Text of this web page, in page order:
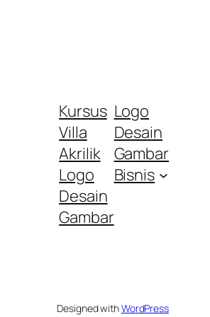
Kursus
Villa
Akrilik
Logo
Desain
Gambar
Logo
Desain
Gambar
Bisnis
Designed withWordPress